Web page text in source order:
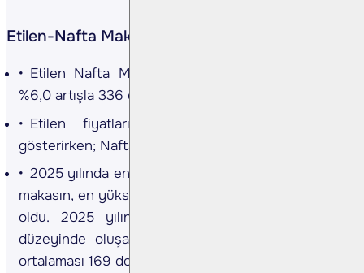
Etilen-Nafta Makası
Etilen Nafta Makası 28 Mart itibariyle haftalık
%6,0 artışla 336 dolar seviyesine yükseldi.
Etilen fiyatları haftalık olarak %2.5 artış
gösterirken; Nafta fiyatları %0.7 artış gösterdi.
2025 yılında en düşük 90 doları (03 Ocak) gören
makasın, en yüksek seviyesi ise 373 dolar (7 Mart)
oldu. 2025 yılında ortalama olarak 274 dolar
düzeyinde oluşan etilen nafta makasının, 4Ç24
ortalaması 169 dolar seviyesinde gerçekleşmişti.